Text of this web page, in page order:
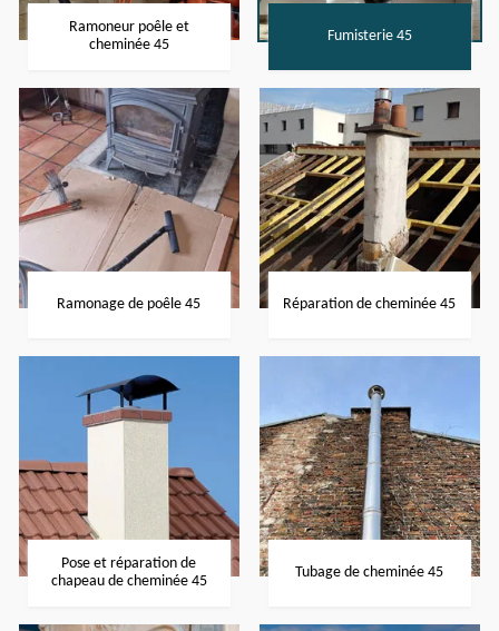
Ramoneur poêle et
cheminée 45
Fumisterie 45
Ramonage de poêle 45 Réparation de cheminée 45
Pose et réparation de
chapeau de cheminée 45
Tubage de cheminée 45